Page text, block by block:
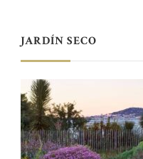
JARDÍN SECO